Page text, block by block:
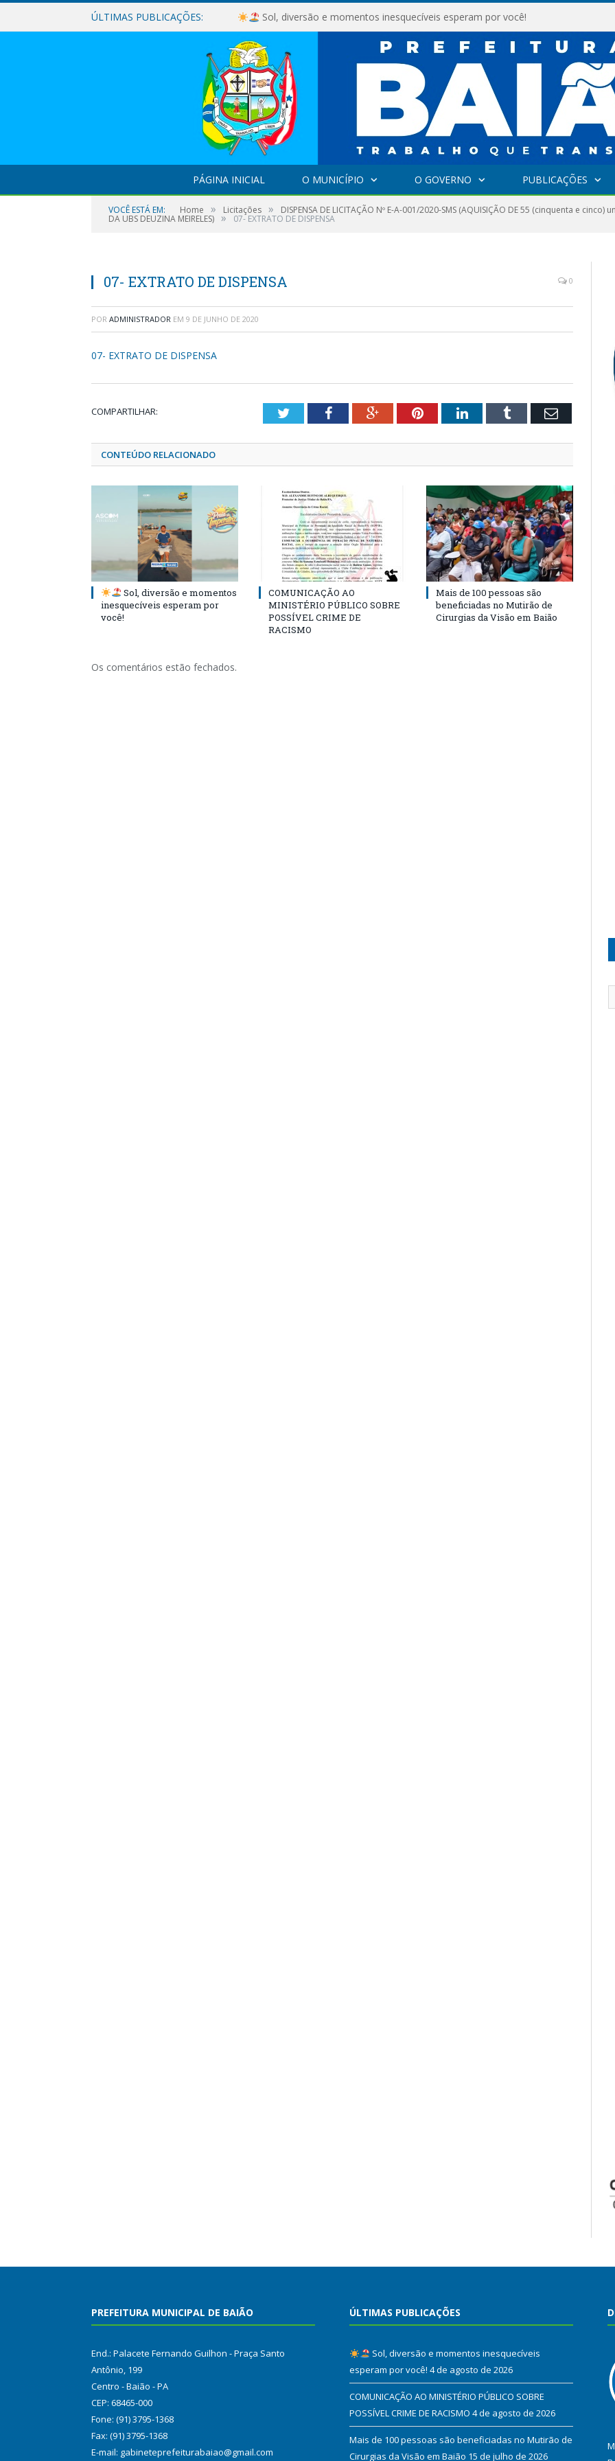
ÚLTIMAS PUBLICAÇÕES: Sol, diversão e momentos inesquecíveis esperam por você!
PÁGINA INICIAL O MUNICÍPIO O GOVERNO PUBLICAÇÕES
VOCÊ ESTÁ EM: Home » Licitações » DISPENSA DE LICITAÇÃO Nº E-A-001/2020-SMS (AQUISIÇÃO DE 55 (cinquenta e cinco)
DA UBS DEUZINA MEIRELES) » 07- EXTRATO DE DISPENSA
07- EXTRATO DE DISPENSA 0
POR ADMINISTRADOR EM 9 DE JUNHO DE 2020
07- EXTRATO DE DISPENSA
COMPARTILHAR: TwitterFacebookGoogle+PinterestLinkedInTumblr Email
CONTEÚDO RELACIONADO
Sol, diversão e momentos
inesquecíveis esperam por
você!
COMUNICAÇÃO AO
MINISTÉRIO PÚBLICO SOBRE
POSSÍVEL CRIME DE
RACISMO
Mais de 100 pessoas são
beneficiadas no Mutirão de
Cirurgias da Visão em Baião
Os comentários estão fechados.
PREFEITURA MUNICIPAL DE BAIÃO
End.: Palacete Fernando Guilhon - Praça Santo
Antônio, 199
Centro - Baião - PA
CEP: 68465-000
Fone: (91) 3795-1368
Fax: (91) 3795-1368
E-mail: gabineteprefeiturabaiao@gmail.com
ÚLTIMAS PUBLICAÇÕES
Sol, diversão e momentos inesquecíveis
esperam por você! 4 de agosto de 2026
COMUNICAÇÃO AO MINISTÉRIO PÚBLICO SOBRE
POSSÍVEL CRIME DE RACISMO 4 de agosto de 2026
Mais de 100 pessoas são beneficiadas no Mutirão de
Cirurgias da Visão em Baião 15 de julho de 2026